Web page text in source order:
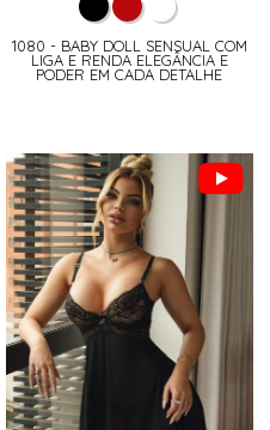
1080 - BABY DOLL SENSUAL COM
LIGA E RENDA ELEGÂNCIA E
PODER EM CADA DETALHE